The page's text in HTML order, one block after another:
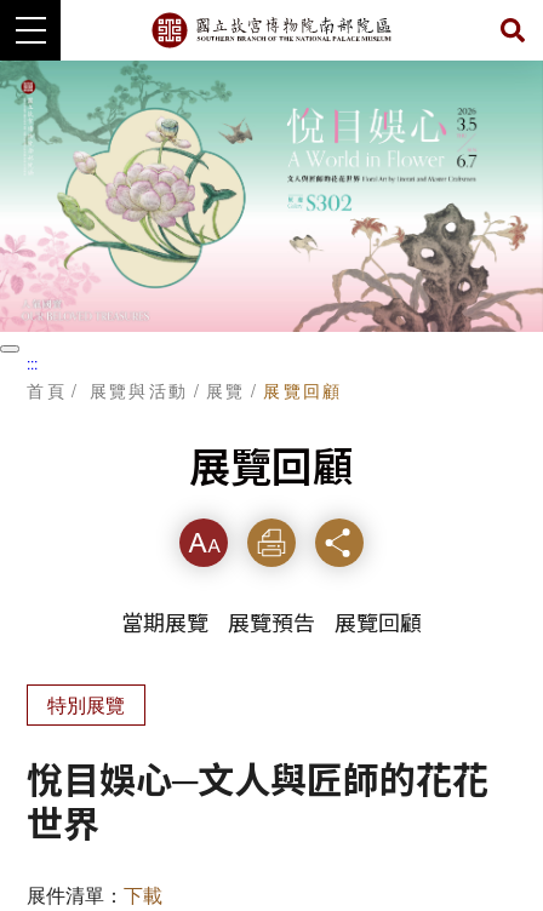
跳
到
主
暫
停
:::
首頁 展覽與活動 展覽 展覽回顧
展覽回顧
字級 列印 分享
當期展覽 展覽預告 展覽回顧
特別展覽
悅目娛心─文人與匠師的花花
世界
展件清單：下載